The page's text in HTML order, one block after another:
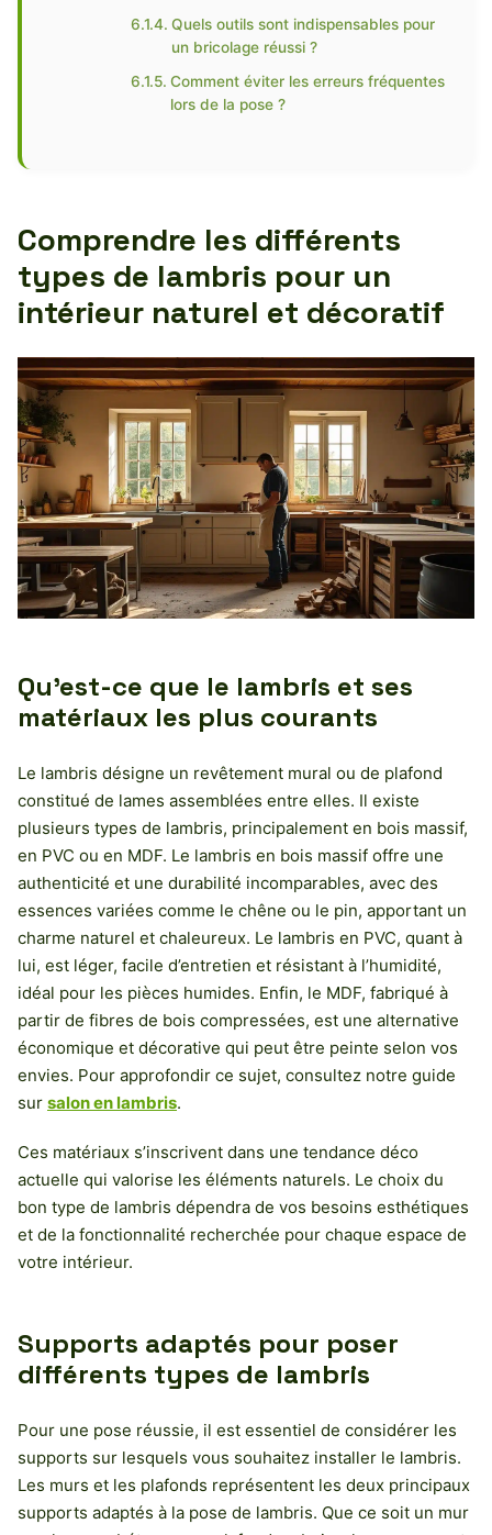
Quels outils sont indispensables pour
un bricolage réussi ?
Comment éviter les erreurs fréquentes
lors de la pose ?
Comprendre les différents
types de lambris pour un
intérieur naturel et décoratif
Qu’est-ce que le lambris et ses
matériaux les plus courants
Le lambris désigne un revêtement mural ou de plafond
constitué de lames assemblées entre elles. Il existe
plusieurs types de lambris, principalement en bois massif,
en PVC ou en MDF. Le lambris en bois massif offre une
authenticité et une durabilité incomparables, avec des
essences variées comme le chêne ou le pin, apportant un
charme naturel et chaleureux. Le lambris en PVC, quant à
lui, est léger, facile d’entretien et résistant à l’humidité,
idéal pour les pièces humides. Enfin, le MDF, fabriqué à
partir de fibres de bois compressées, est une alternative
économique et décorative qui peut être peinte selon vos
envies. Pour approfondir ce sujet, consultez notre guide
sur salon en lambris.
Ces matériaux s’inscrivent dans une tendance déco
actuelle qui valorise les éléments naturels. Le choix du
bon type de lambris dépendra de vos besoins esthétiques
et de la fonctionnalité recherchée pour chaque espace de
votre intérieur.
Supports adaptés pour poser
différents types de lambris
Pour une pose réussie, il est essentiel de considérer les
supports sur lesquels vous souhaitez installer le lambris.
Les murs et les plafonds représentent les deux principaux
supports adaptés à la pose de lambris. Que ce soit un mur